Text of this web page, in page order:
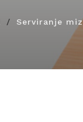
Serviranje